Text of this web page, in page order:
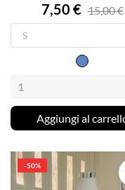
7,50 € 15,00 €
Jeans
Aggiungi al
-50%